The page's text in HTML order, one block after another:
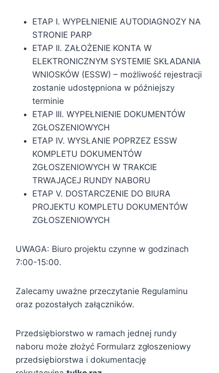
ETAP I. WYPEŁNIENIE AUTODIAGNOZY NA
STRONIE PARP
ETAP II. ZAŁOŻENIE KONTA W
ELEKTRONICZNYM SYSTEMIE SKŁADANIA
WNIOSKÓW (ESSW) – możliwość rejestracji
zostanie udostępniona w późniejszy
terminie
ETAP III. WYPEŁNIENIE DOKUMENTÓW
ZGŁOSZENIOWYCH
ETAP IV. WYSŁANIE POPRZEZ ESSW
KOMPLETU DOKUMENTÓW
ZGŁOSZENIOWYCH W TRAKCIE
TRWAJĄCEJ RUNDY NABORU
ETAP V. DOSTARCZENIE DO BIURA
PROJEKTU KOMPLETU DOKUMENTÓW
ZGŁOSZENIOWYCH
UWAGA: Biuro projektu czynne w godzinach
7:00-15:00.
Zalecamy uważne przeczytanie Regulaminu
oraz pozostałych załączników.
Przedsiębiorstwo w ramach jednej rundy
naboru może złożyć Formularz zgłoszeniowy
przedsiębiorstwa i dokumentację